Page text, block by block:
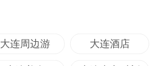
大连周边游 大连酒店